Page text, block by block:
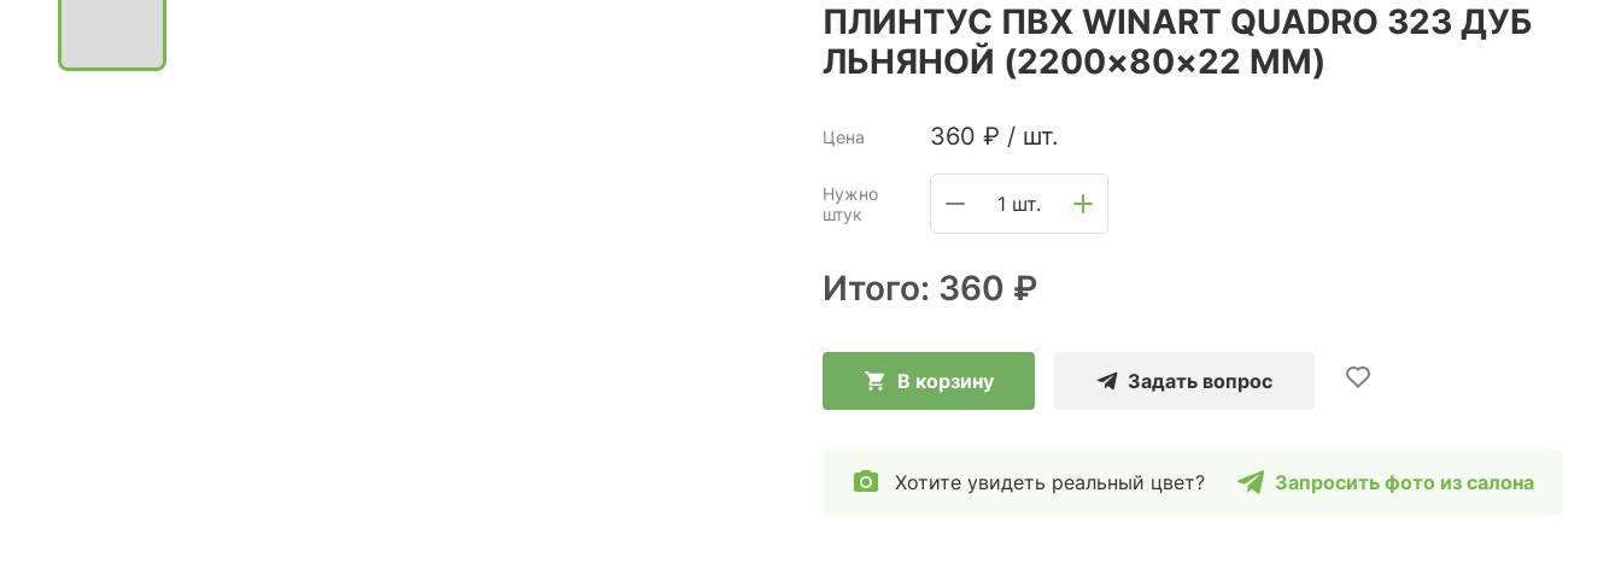
ПЛИНТУС ПВХ WINART QUADRO 323 ДУБ
ЛЬНЯНОЙ (2200×80×22 ММ)
Цена 360 ₽ / шт.
Нужно
штук
1 шт.
Итого: 360 ₽
В корзину Задать вопрос
Хотите увидеть реальный цвет? Запросить фото из салона